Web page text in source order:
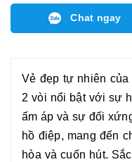
Chat ngay
Vẻ đẹp tự nhiên của
2 vòi nổi bật với sự
ấm áp và sự đối
hồ điệp, mang đến
hòa và cuốn hút.